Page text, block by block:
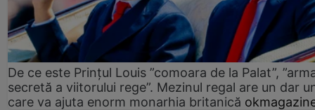
De ce este Prințul Louis ”comoara de la Palat”,
secretă a viitorului rege”. Mezinul regal are un dar
care va ajuta enorm monarhia britanică